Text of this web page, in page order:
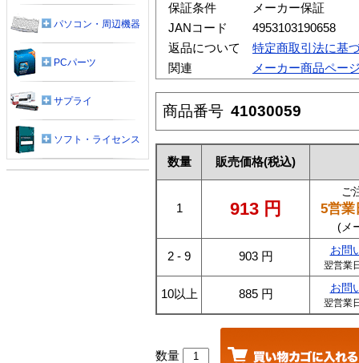
保証条件
メーカー保証
JANコード
4953103190658
返品について
特定商取引法に基
関連
メーカー商品ペー
商品番号 41030059
数量 販売価格(税込)
1 913 円
ご
5営業
(メ
2 - 9 903 円 お問
翌営業
10以上 885 円 お問
翌営業
数量
パソコン・周辺機器
PCパーツ
サプライ
ソフト・ライセンス